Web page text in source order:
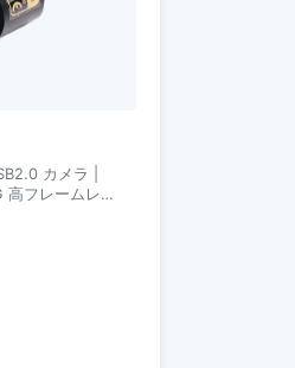
カメラ |
高フレームレー